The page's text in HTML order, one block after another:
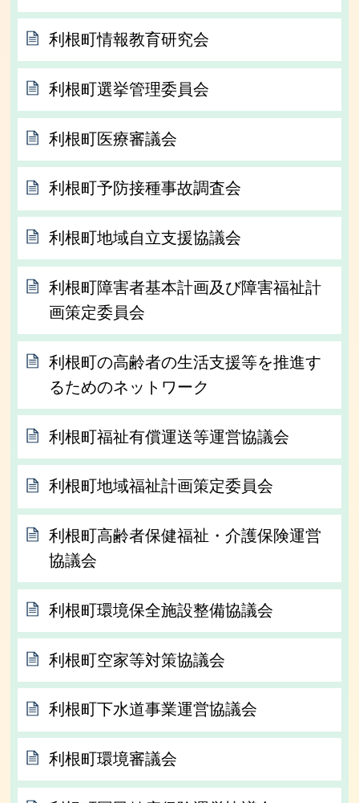
利根町情報教育研究会
利根町選挙管理委員会
利根町医療審議会
利根町予防接種事故調査会
利根町地域自立支援協議会
利根町障害者基本計画及び障害福祉計
画策定委員会
利根町の高齢者の生活支援等を推進す
るためのネットワーク
利根町福祉有償運送等運営協議会
利根町地域福祉計画策定委員会
利根町高齢者保健福祉・介護保険運営
協議会
利根町環境保全施設整備協議会
利根町空家等対策協議会
利根町下水道事業運営協議会
利根町環境審議会